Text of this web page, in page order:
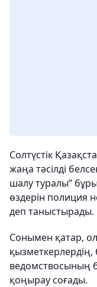
Солтүстік
жаңа тәсілді
шалу туралы”
өздерін полиция
деп таныстырады.
Сонымен қатар,
ведомствосының
қоңырау соғады.